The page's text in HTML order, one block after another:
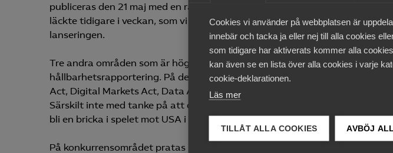
Cookies vi använder på webbplatsen är
innebär och tacka ja eller nej till alla cookies
som tidigare har aktiverats kommer alla
kan även se en lista över alla cookies i varje
cookie-deklarationen.
Läs mer
TILLÅT ALLA COOKIES AVBÖJ
publiceras den 21 maj med en rad olika förslag för att förbättra handeln på
läckte tidigare i veckan, som vi just nu håller på att analysera och ta
lanseringen.
Tre andra områden som är högt upp på dagordningen är digital policy,
hållbarhetsrapportering. På det digitala området håller en rad stora
Act, Digital Markets Act, Data Act och AI-act på att implementeras vilket är
Särskilt inte med tanke på att de stora techföretagen som framför allt
bli en bricka i spelet mot USA i handelskriget som pågår.
På konkurrensområdet pratas mycket om statsstöd och offentlig